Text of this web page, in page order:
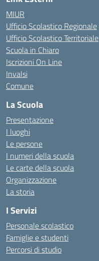
MIUR
Ufficio Scolastico Regionale
Ufficio Scolastico Territoriale
Scuola in Chiaro
Iscrizioni On Line
Invalsi
Comune
La Scuola
Presentazione
I luoghi
Le persone
I numeri della scuola
Le carte della scuola
Organizzazione
La storia
I Servizi
Personale scolastico
Famiglie e studenti
Percorsi di studio